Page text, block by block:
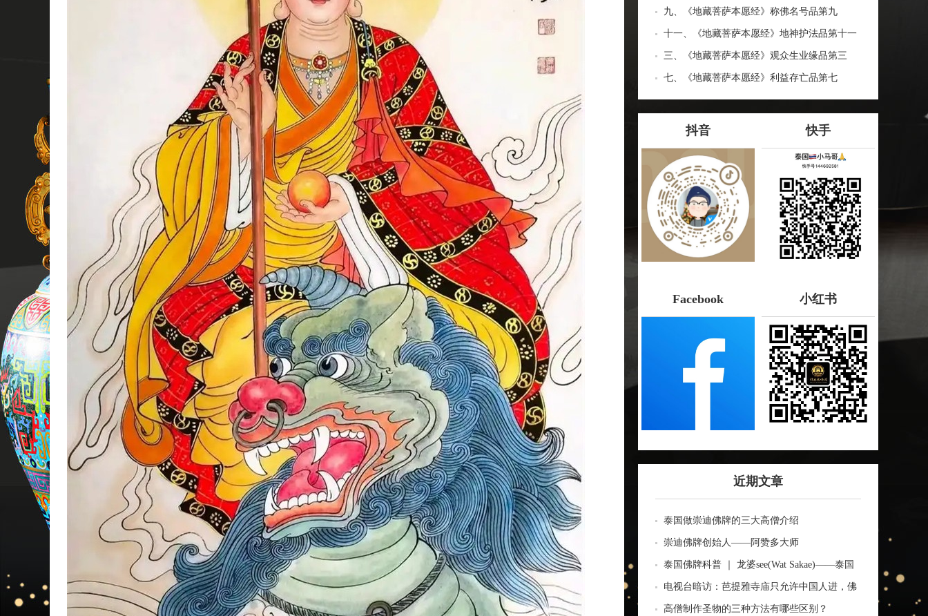
九、《地藏菩萨本愿经》称佛名号品第九
十一、《地藏菩萨本愿经》地神护法品第十一
三、《地藏菩萨本愿经》观众生业缘品第三
七、《地藏菩萨本愿经》利益存亡品第七
抖音 快手
Facebook 小红书
近期文章
泰国做崇迪佛牌的三大高僧介绍
崇迪佛牌创始人——阿赞多大师
泰国佛牌科普 ｜ 龙婆see(Wat Sakae)——泰国
四面神前三高僧
电视台暗访：芭提雅寺庙只允许中国人进，佛
牌高于常价100多倍！
高僧制作圣物的三种方法有哪些区别？